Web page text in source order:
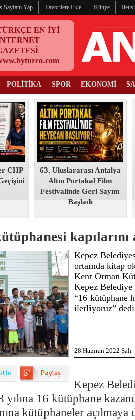
Sayfam Yap Favorilere Ekle Künye
EN İYİ
POLİTİKA SPOR EKONOMİ
CHP
63. Uluslararası Antalya
Altın Portakal Film
Festivalinde Geri Sayım
Başladı
kapılarını
Kepez
ortamda kitap
Kent Orman
Kepez Belediye
“16 kütüphane
ilerliyoruz”
28 Haziran 2022 Salı
Kepez
16 kütüphane
kütüphaneler açılmaya